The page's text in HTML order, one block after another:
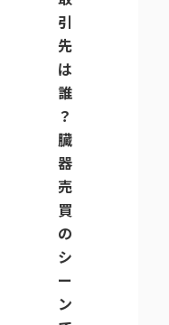
引
先
は
誰
？
臓
器
売
買
の
シ
ー
ン